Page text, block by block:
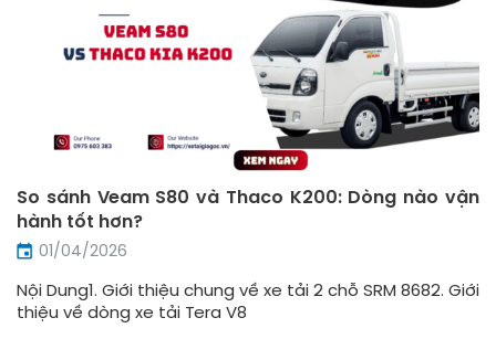
So sánh Veam S80 và Thaco K200: Dòng nào vận
hành tốt hơn?
01/04/2026
Nội Dung1. Giới thiệu chung về xe tải 2 chỗ SRM 8682. Giới
thiệu về dòng xe tải Tera V8